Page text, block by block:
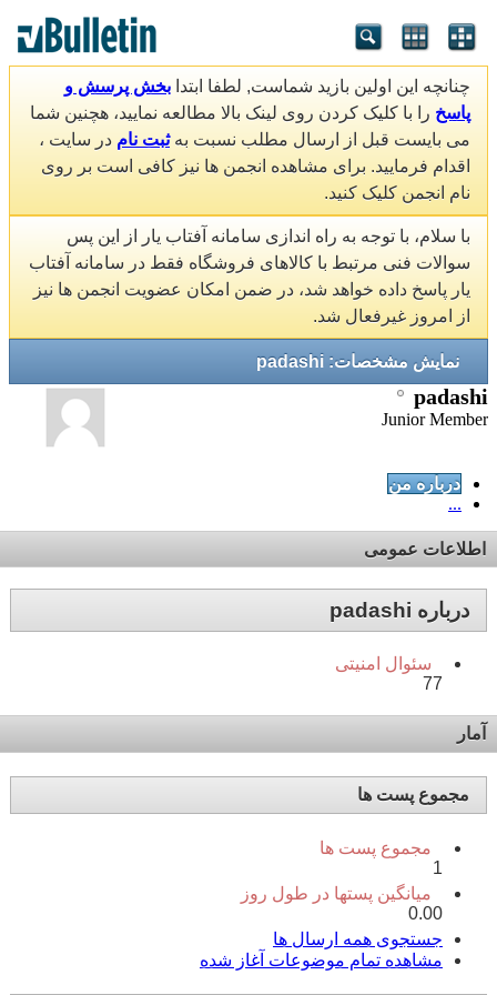
چنانچه این اولین بازید شماست, لطفا ابتدا بخش پرسش و
پاسخ را با کلیک کردن روی لینک بالا مطالعه نمایید، هچنین شما
می بایست قبل از ارسال مطلب نسبت بهثبت نام در سایت ،
اقدام فرمایید. برای مشاهده انجمن ها نیز کافی است بر روی
نام انجمن کلیک کنید.
با سلام، با توجه به راه اندازی سامانه آفتاب یار از این پس
سوالات فنی مرتبط با کالاهای فروشگاه فقط در سامانه آفتاب
یار پاسخ داده خواهد شد، در ضمن امکان عضویت انجمن ها نیز
از امروز غیرفعال شد.
نمایش مشخصات: padashi
padashi
Junior Member
درباره من
...
اطلاعات عمومی
درباره padashi
سئوال امنیتی
77
آمار
مجموع پست ها
مجموع پست ها
1
میانگین پستها در طول روز
0.00
جستجوی همه ارسال ها
مشاهده تمام موضوعات آغاز شده